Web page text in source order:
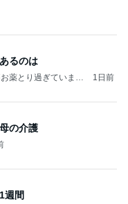
るのは
薬とり過ぎていませ
1日前
の介護
週間